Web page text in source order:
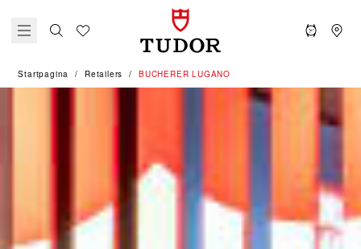
Startpagina Retailers ‭BUCHERER LUGANO‬